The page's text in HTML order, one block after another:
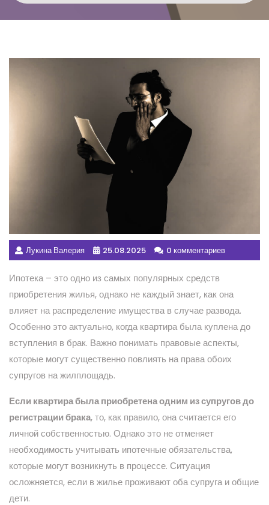
Лукина Валерия 25.08.2025 0 комментариев
Ипотека – это одно из самых популярных средств
приобретения жилья, однако не каждый знает, как она
влияет на распределение имущества в случае развода.
Особенно это актуально, когда квартира была куплена до
вступления в брак. Важно понимать правовые аспекты,
которые могут существенно повлиять на права обоих
супругов на жилплощадь.
Если квартира была приобретена одним из супругов до
регистрации брака, то, как правило, она считается его
личной собственностью. Однако это не отменяет
необходимость учитывать ипотечные обязательства,
которые могут возникнуть в процессе. Ситуация
осложняется, если в жилье проживают оба супруга и общие
дети.